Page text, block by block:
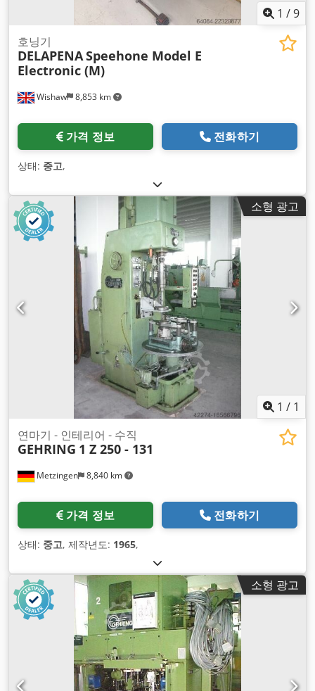
1 /9
Wishaw 8,853 km
호닝기
DELAPENASpeehone Model E
Electronic (M)
가격 정보 전화하기
상태: 중고,
소형 광고
1 / 1
Metzingen 8,840 km
연마기 - 인테리어 - 수직
GEHRING 1 Z 250 - 131
가격 정보 전화하기
상태: 중고, 제작년도: 1965,
소형 광고